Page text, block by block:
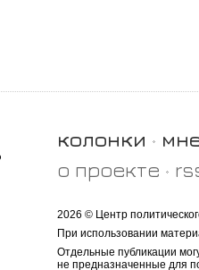
колонки
о проекте
2026 © Центр
При использовании
Отдельные публикации
не предназначенные для